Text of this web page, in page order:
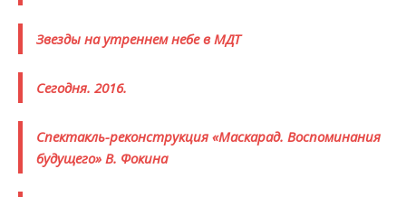
Звезды на утреннем небе в МДТ
Сегодня. 2016.
Спектакль-реконструкция «Маскарад. Воспоминания
будущего» В. Фокина